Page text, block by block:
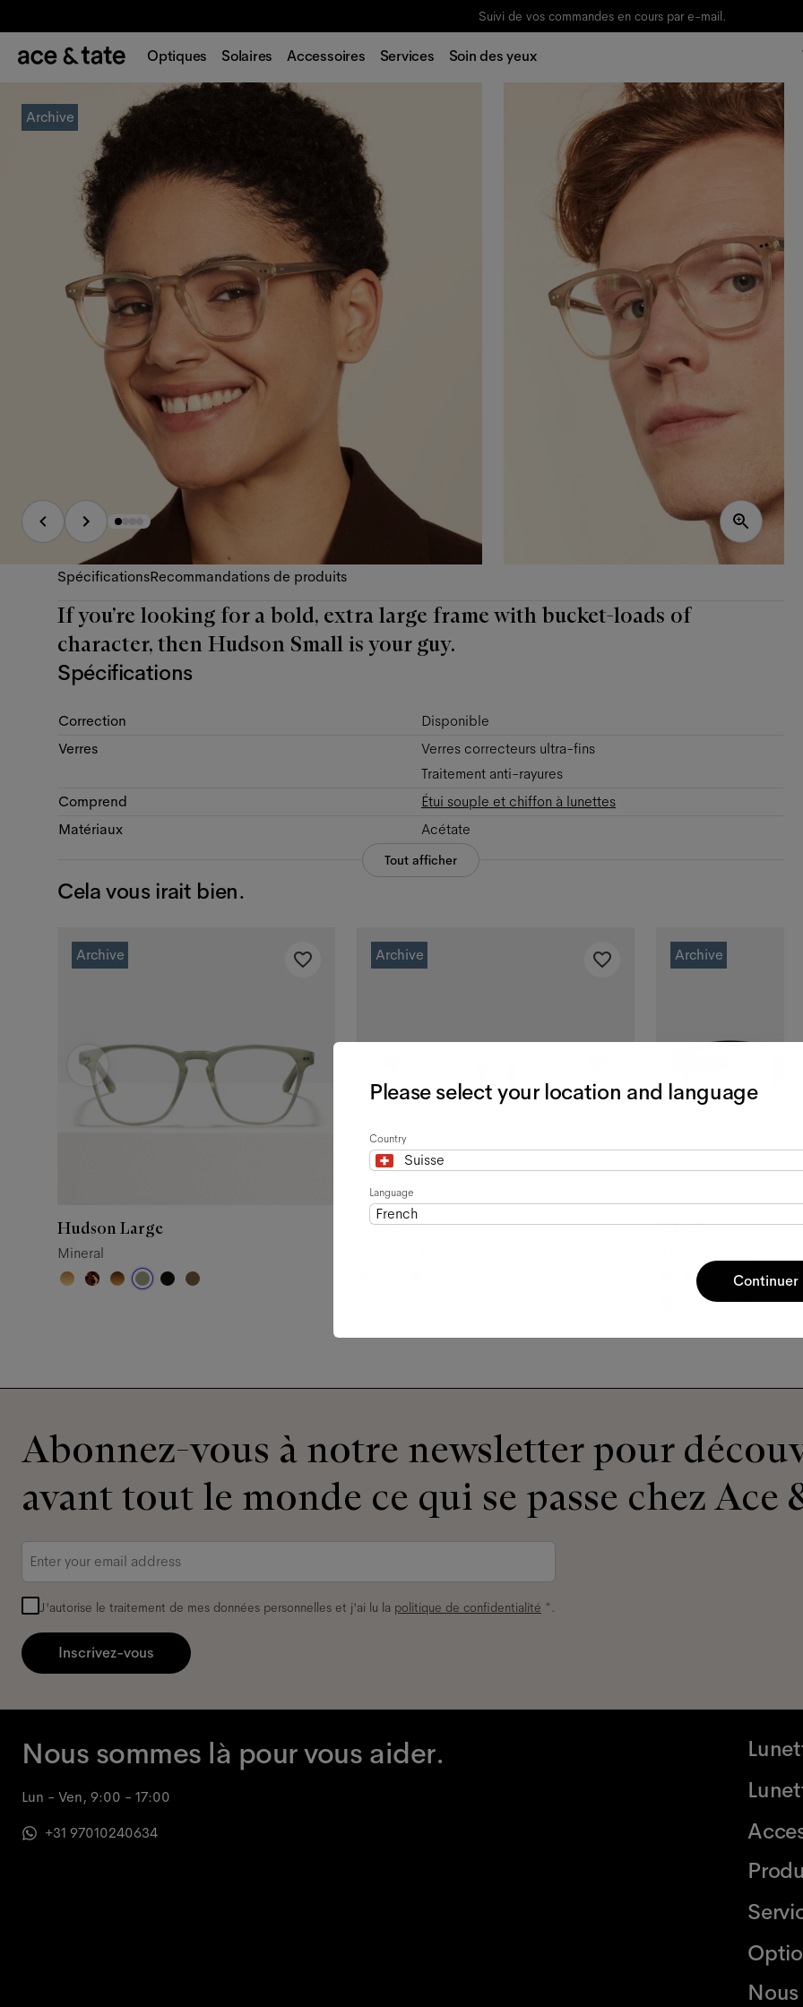
Suivi de vos commandes en cours par e-mail.
Optiques Solaires Accessoires Services Soin des yeux
Archive
SpécificationsRecommandations de produits
If you’re looking for a bold, extra large frame with bucket-loads of
character, then Hudson Small is your guy.
Spécifications
Correction
Disponible
Verres
Verres correcteurs ultra-fins
Traitement anti-rayures
Comprend
Étui souple et chiffon à lunettes
Matériaux
Acétate
Tout afficher
Cela vous irait bien.
Archive
Hudson Large
Mineral
Archive
Wilson
Archive
Alfred
Abonnez-vous à notre newsletter pour
avant tout le monde ce qui se passe chez Ace
mail
J'autorise le traitement de mes données personnelles et j'ai lu la politique de confidentialité *.
Inscrivez-vous
Nous sommes là pour vous aider.
Lun - Ven, 9:00 - 17:00
+31 97010240634
Please select your location and language
Country
Suisse
Language
French
Continuer